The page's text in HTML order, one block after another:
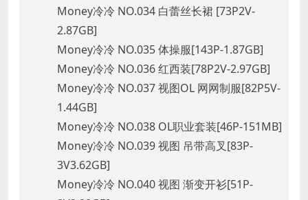
Money冷冷 NO.034 白蕾丝长裙 [73P2V-
2.87GB]
Money冷冷 NO.035 体操服[143P-1.87GB]
Money冷冷 NO.036 红西装[78P2V-2.97GB]
Money冷冷 NO.037 视图OL 网网制服[82P5V-
1.44GB]
Money冷冷 NO.038 OL职业套装[46P-151MB]
Money冷冷 NO.039 视图 吊带高叉[83P-
3V3.62GB]
Money冷冷 NO.040 视图 渐变开衫[51P-